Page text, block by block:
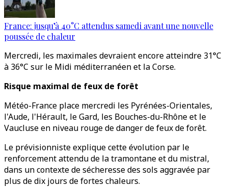
France: jusqu’à 40°C attendus samedi avant une nouvelle
poussée de chaleur
Mercredi, les maximales devraient encore atteindre 31°C
à 36°C sur le Midi méditerranéen et la Corse.
Risque maximal de feux de forêt
Météo-France place mercredi les Pyrénées-Orientales,
l'Aude, l'Hérault, le Gard, les Bouches-du-Rhône et le
Vaucluse en niveau rouge de danger de feux de forêt.
Le prévisionniste explique cette évolution par le
renforcement attendu de la tramontane et du mistral,
dans un contexte de sécheresse des sols aggravée par
plus de dix jours de fortes chaleurs.​​​​​​​